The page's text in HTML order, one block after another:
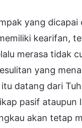
yang
kearifan,
merasa tidak
yang
datang dari
pasif ataupun
akan tetap